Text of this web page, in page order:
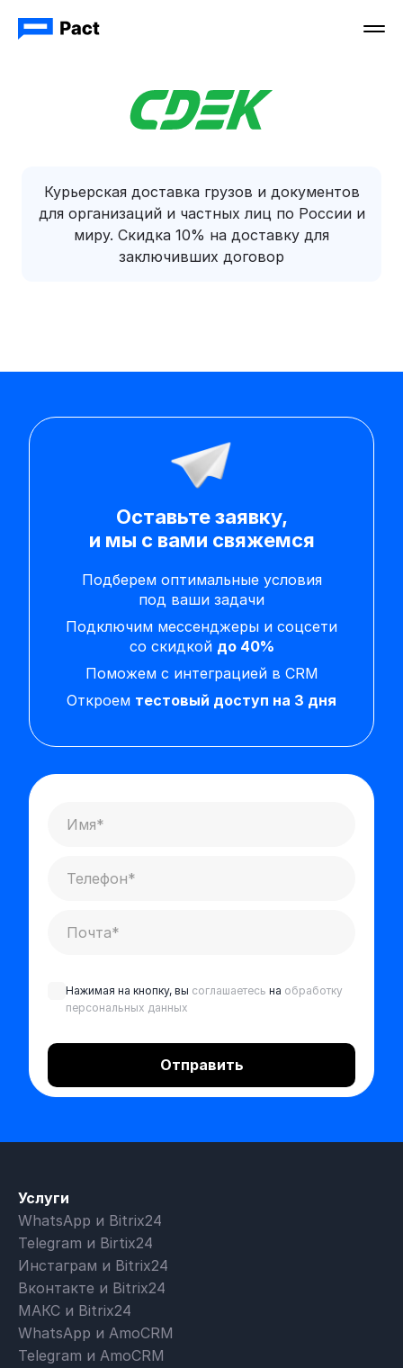
Курьерская доставка грузов и документов
для организаций и частных лиц по России и
миру. Скидка 10% на доставку для
заключивших договор
Нажимая на кнопку, вы соглашаетесь на обработку
персональных данных
Оставьте заявку,
и мы с вами свяжемся
Подберем оптимальные условия
под ваши задачи
Подключим мессенджеры и соцсети
со скидкой до 40%
Поможем с интеграцией в CRM
Откроем тестовый доступ на 3 дня
Услуги
WhatsApp и Bitrix24
Telegram и Birtix24
Инстаграм и Bitrix24
Вконтакте и Bitrix24
МАКС и Bitrix24
WhatsApp и AmoCRM
Telegram и AmoCRM